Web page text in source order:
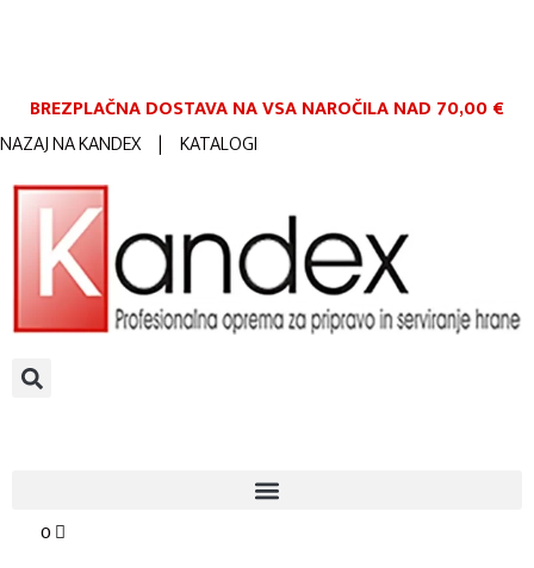
BREZPLAČNA DOSTAVA NA VSA NAROČILANAD 70,00 €
NAZAJ NA KANDEX | KATALOGI
0